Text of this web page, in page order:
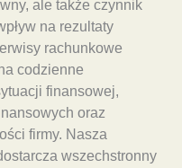
ale także czynnik
na rezultaty
rachunkowe
codzienne
finansowej,
oraz
firmy. Nasza
wszechstronny